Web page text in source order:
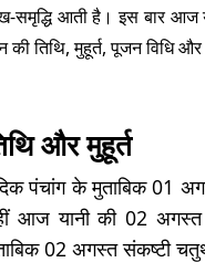
समृद्धि आती है। इस बार आज
की तिथि, मुहूर्त, पूजन विधि
और मुहूर्त
पंचांग के मुताबिक 01
आज यानी की 02 अगस्त
02 अगस्त संकष्टी